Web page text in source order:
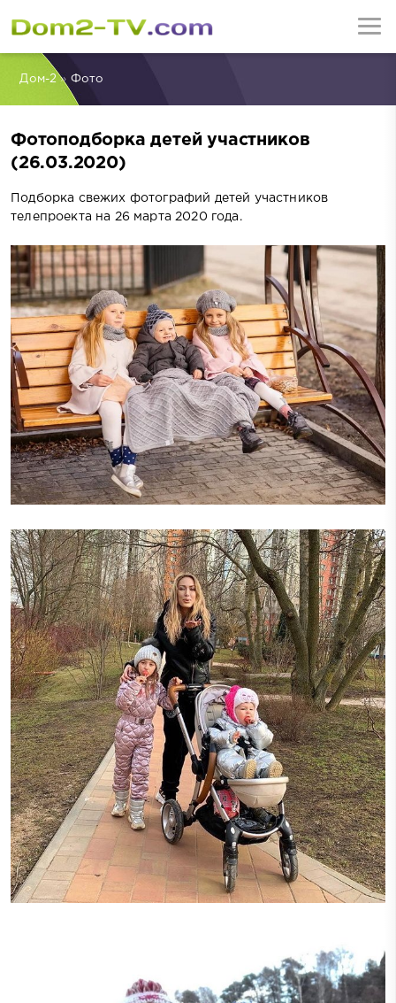
Дом-2» Фото
Фотоподборка детей участников
(26.03.2020)
Подборка свежих фотографий детей участников
телепроекта на 26 марта 2020 года.